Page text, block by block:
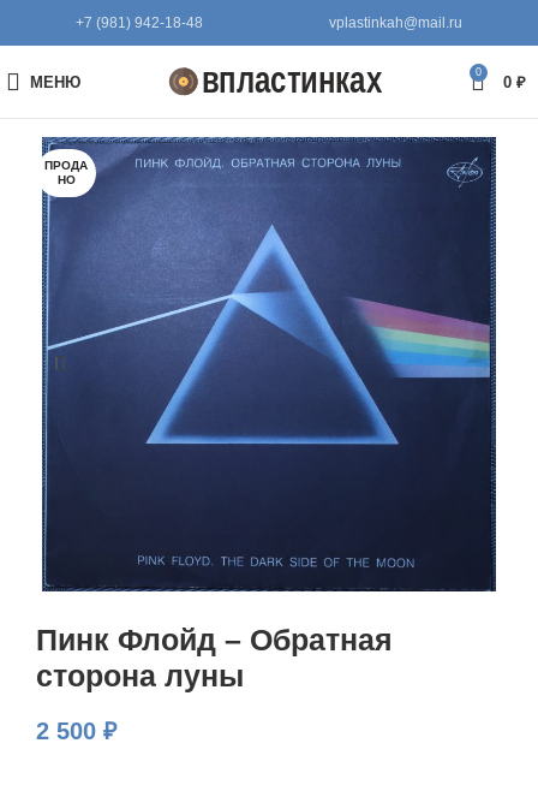
+7 (981) 942-18-48 vplastinkah@mail.ru
МЕНЮ
0
0 ₽
ПРОДА
НО
Пинк Флойд – Обратная
сторона луны
2 500 ₽